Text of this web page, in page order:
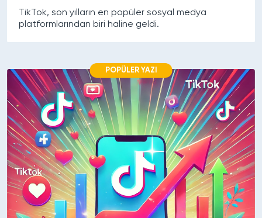
TikTok, son yılların en popüler sosyal medya
platformlarından biri haline geldi.
POPÜLER YAZI